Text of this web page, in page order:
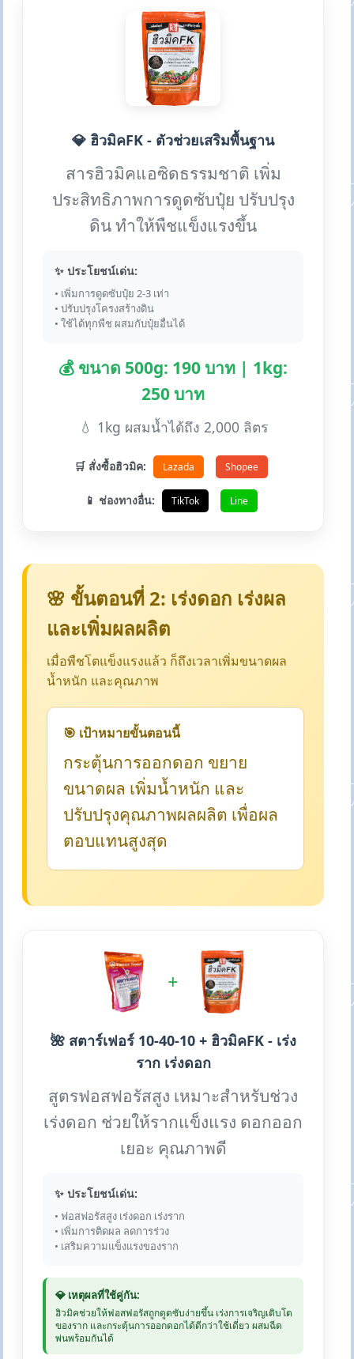
💎 ฮิวมิคFK - ตัวช่วยเสริมพื้นฐาน
สารฮิวมิคแอซิดธรรมชาติ เพิ่ม
ประสิทธิภาพการดูดซับปุ๋ย ปรับปรุง
ดิน ทำให้พืชแข็งแรงขึ้น
✨ ประโยชน์เด่น:
• เพิ่มการดูดซับปุ๋ย 2-3 เท่า
• ปรับปรุงโครงสร้างดิน
• ใช้ได้ทุกพืช ผสมกับปุ๋ยอื่นได้
💰 ขนาด 500g: 190 บาท | 1kg:
250 บาท
💧 1kg ผสมน้ำได้ถึง 2,000 ลิตร
🛒 สั่งซื้อฮิวมิค: Lazada Shopee
📱 ช่องทางอื่น: TikTok Line
🌸 ขั้นตอนที่ 2: เร่งดอก เร่งผล
และเพิ่มผลผลิต
เมื่อพืชโตแข็งแรงแล้ว ก็ถึงเวลาเพิ่มขนาดผล
น้ำหนัก และคุณภาพ
🎯 เป้าหมายขั้นตอนนี้
กระตุ้นการออกดอก ขยาย
ขนาดผล เพิ่มน้ำหนัก และ
ปรับปรุงคุณภาพผลผลิต เพื่อผล
ตอบแทนสูงสุด
+
🌺 สตาร์เฟอร์ 10-40-10 + ฮิวมิคFK - เร่ง
ราก เร่งดอก
สูตรฟอสฟอรัสสูง เหมาะสำหรับช่วง
เร่งดอก ช่วยให้รากแข็งแรง ดอกออก
เยอะ คุณภาพดี
✨ ประโยชน์เด่น:
• ฟอสฟอรัสสูง เร่งดอก เร่งราก
• เพิ่มการติดผล ลดการร่วง
• เสริมความแข็งแรงของราก
💎 เหตุผลที่ใช้คู่กัน:
ฮิวมิคช่วยให้ฟอสฟอรัสถูกดูดซับง่ายขึ้น เร่งการเจริญเติบโต
ของราก และกระตุ้นการออกดอกได้ดีกว่าใช้เดี่ยว ผสมฉีด
พ่นพร้อมกันได้